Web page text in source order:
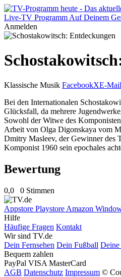
Live-TV Programm Auf Deinem
Anmelden
Klassische Musik FacebookXE-Mail
Bei den Internationalen
Glücksfall, da mehrere
Sowohl der Witwe des
Arbeit von Olga Digonskaya vom
Dmitry Masleev, der Gewinner des
Komponist 1960 sein epochales
Bewertung
0,0 0 Stimmen
Appstore Playstore Amazon
Hilfe
Häufige Fragen Kontakt
Wir sind TV.de
Dein Fernsehen Dein Fußball
Bequem zahlen
PayPal VISA MasterCard
AGB Datenschutz Impressum ©